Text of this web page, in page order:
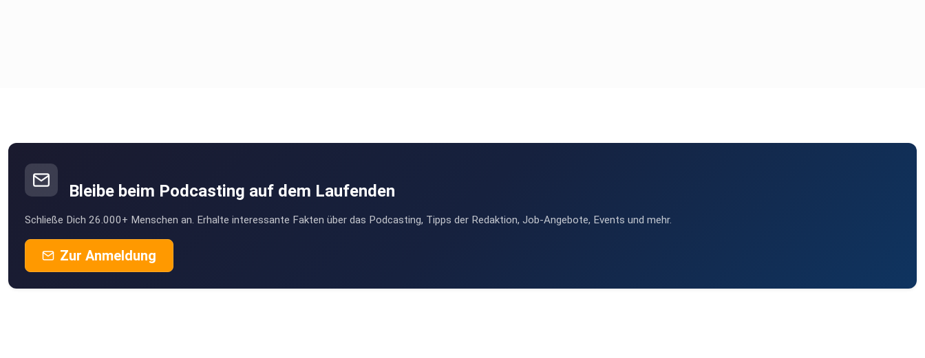
Bleibe beim Podcasting auf dem Laufenden
Schließe Dich 26.000+ Menschen an. Erhalte interessante Fakten über das Podcasting, Tipps der Redaktion, Job-Angebote, Events und mehr.
Zur Anmeldung